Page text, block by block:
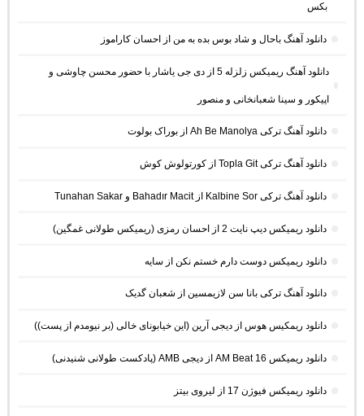
بکس
دانلود آهنگ باحال و شاد بوس بده به من از احسان کاراموز
دانلود آهنگ ریمیکس زلزله 5 از دی جی یاشار با حضور محسن چاوشی و
اپیکور و سینا شعبانخانی و منصور
دانلود آهنگ ترکی Ah Be Manolya از بوراک بولوت
دانلود آهنگ ترکی Topla Git از کورتولوش کوش
دانلود آهنگ ترکی Kalbine Sor از Bahadır Macit و Tunahan Sakar
دانلود ریمیکس دیپ نایت 2 از احسان رمزی (ریمیکس طولانی غمگین)
دانلود ریمیکس دوست دارم خستم نکن از سایه
دانلود آهنگ ترکی بانا سن لازیمسین از شعبان گدیک
دانلود ریمکیس هوس از دیجی آرین (این خیابونای خالی (بر نیومدم از پست))
دانلود ریمیکس AM Beat 16 از دیجی AMB (پادکست طولانی شنیدنی)
دانلود ریمیکس فیوژن 17 از لیروی بیتز